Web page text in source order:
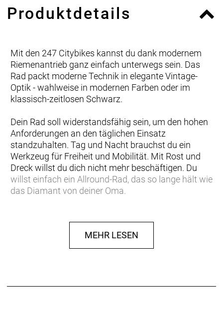
Produktdetails
Mit den 247 Citybikes kannst du dank modernem
Riemenantrieb ganz einfach unterwegs sein. Das
Rad packt moderne Technik in elegante Vintage-
Optik - wahlweise in modernen Farben oder im
klassisch-zeitlosen Schwarz.
Dein Rad soll widerstandsfähig sein, um den hohen
Anforderungen an den täglichen Einsatz
standzuhalten. Tag und Nacht brauchst du ein
Werkzeug für Freiheit und Mobilität. Mit Rost und
Dreck willst du dich nicht mehr beschäftigen. Du
willst einfach ein Allround-Rad, das so lange hält wie
das Diamant von deiner Oma.
der Nexus-Nabenschaltung von Shimano. In der
Stadt kommst du damit immer zurecht und
profitierest von einer breiten Übersetzung. Sie ist
MEHR LESEN